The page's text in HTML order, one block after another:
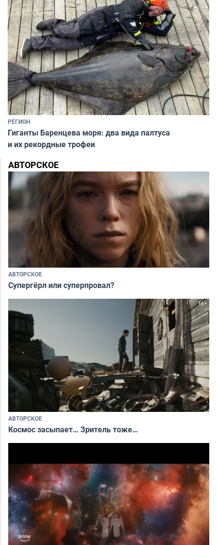
РЕГИОН
Гиганты Баренцева моря: два вида палтуса
и их рекордные трофеи
АВТОРСКОЕ
АВТОРСКОЕ
Супергёрл или суперпровал?
АВТОРСКОЕ
Космос засыпает… Зритель тоже…